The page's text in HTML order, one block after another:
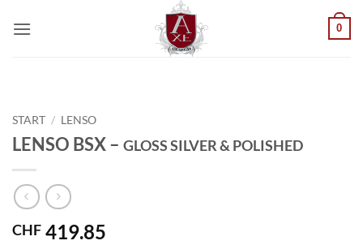
Inhalt
0
START / LENSO
LENSO BSX – GLOSS SILVER & POLISHED
CHF 419.85